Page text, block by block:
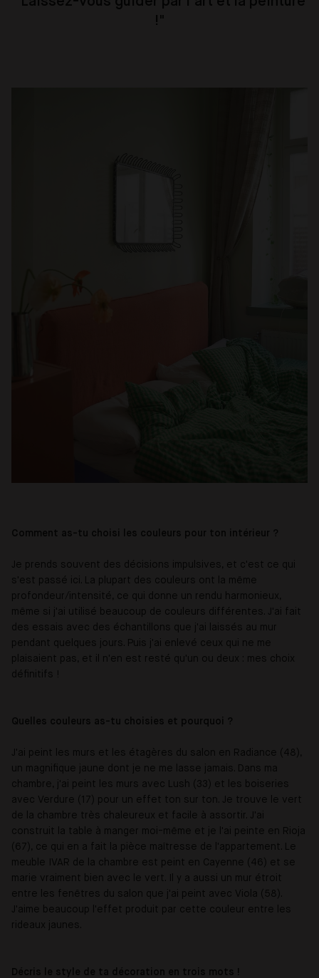
!"
Comment as-tu choisi les couleurs pour ton intérieur ?
Je prends souvent des décisions impulsives, et c'est ce qui
s'est passé ici. La plupart des couleurs ont la même
profondeur/intensité, ce qui donne un rendu harmonieux,
même si j'ai utilisé beaucoup de couleurs différentes. J'ai fait
des essais avec des échantillons que j'ai laissés au mur
pendant quelques jours. Puis j'ai enlevé ceux qui ne me
plaisaient pas, et il n'en est resté qu'un ou deux : mes choix
définitifs !
Quelles couleurs as-tu choisies et pourquoi ?
J'ai peint les murs et les étagères du salon en Radiance (48),
un magnifique jaune dont je ne me lasse jamais. Dans ma
chambre, j'ai peint les murs avec Lush (33) et les boiseries
avec Verdure (17) pour un effet ton sur ton. Je trouve le vert
de la chambre très chaleureux et facile à assortir. J'ai
construit la table à manger moi-même et je l'ai peinte en Rioja
(67), ce qui en a fait la pièce maîtresse de l'appartement. Le
meuble IVAR de la chambre est peint en Cayenne (46) et se
marie vraiment bien avec le vert. Il y a aussi un mur étroit
entre les fenêtres du salon que j'ai peint avec Viola (58).
J'aime beaucoup l'effet produit par cette couleur entre les
rideaux jaunes.
Décris le style de ta décoration en trois mots !